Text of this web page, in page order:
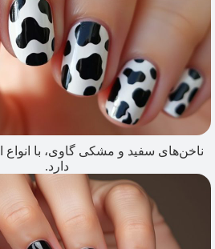
ناخن‌های سفید و مشکی گاوی، با انواع
دارد.